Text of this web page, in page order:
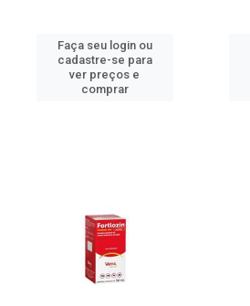
Faça seu login ou
cadastre-se para
ver preços e
comprar